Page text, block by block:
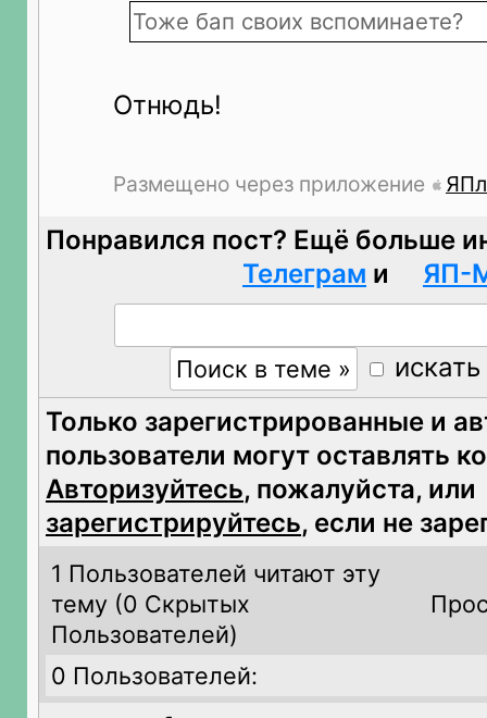
Тоже бап своих вспоминаете?
Отнюдь!
Размещено через приложение
Понравился пост? Ещё больше
Телеграм и ЯП-
Только зарегистрированные и
пользователи могут оставлять
Авторизуйтесь, пожалуйста, или
зарегистрируйтесь, если не
1 Пользователей читают эту
тему (0 Скрытых
Пользователей)
0 Пользователей: